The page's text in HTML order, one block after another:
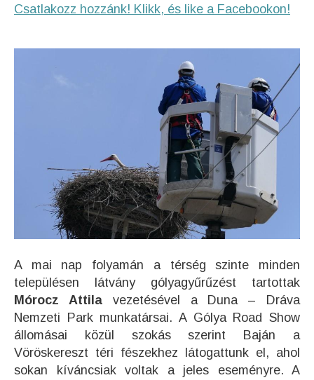
Csatlakozz hozzánk! Klikk, és like a Facebookon!
A mai nap folyamán a térség szinte minden
településen látvány gólyagyűrűzést tartottak
Mórocz Attilavezetésével a Duna – Dráva
Nemzeti Park munkatársai. A Gólya Road Show
állomásai közül szokás szerint Baján a
Vöröskereszt téri fészekhez látogattunk el, ahol
sokan kíváncsiak voltak a jeles eseményre. A